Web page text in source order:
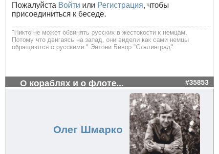
Пожалуйста Войти или Регистрация, чтобы
присоединиться к беседе.
"Никто не может обвинять русских в жестокости к немцам.
Потому что двигаясь на запад, они видели как сами немцы
обращаются с русскими." Энтони Бивор "Сталинград"
О кораблях и о флоте... #35853
Олег Шмарко